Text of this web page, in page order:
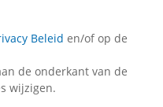
Beleid en/of op de
de onderkant van de
wijzigen.